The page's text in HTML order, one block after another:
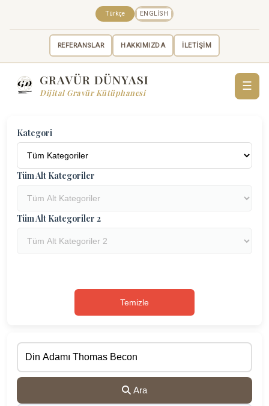
REFERANSLAR HAKKIMIZDA İLETİŞİM
Türkçe ENGLISH
GRAVÜR DÜNYASI
Dijital Gravür Kütüphanesi
☰
Kategori
Tüm Alt Kategoriler
Tüm Alt Kategoriler 2
Temizle
Ara